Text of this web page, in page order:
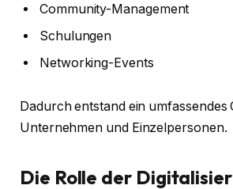
Community-Management
Schulungen
Networking-Events
Dadurch entstand ein umfassendes
Unternehmen und Einzelpersonen.
Die Rolle der